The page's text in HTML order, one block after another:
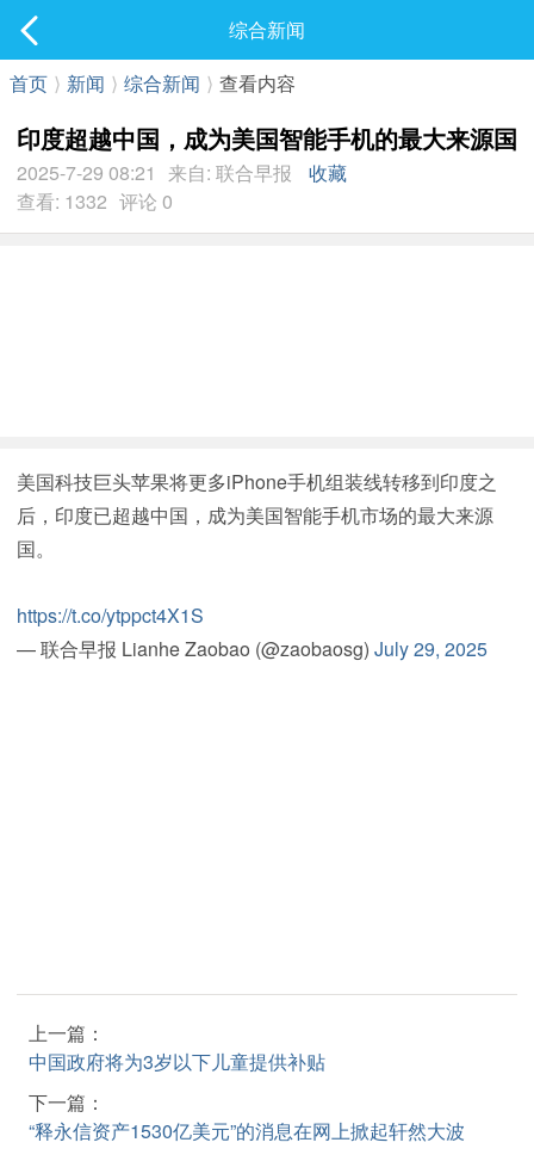
最新发表
综合新闻
首页 ⟩ 新闻 ⟩ 综合新闻 ⟩ 查看内容
印度超越中国，成为美国智能手机的最大来源国
2025-7-29 08:21 来自: 联合早报
收藏
查看: 1332 评论 0
美国科技巨头苹果将更多iPhone手机组装线转移到印度之
后，印度已超越中国，成为美国智能手机市场的最大来源
国。
https://t.co/ytppct4X1S
— 联合早报 Lianhe Zaobao (@zaobaosg) July 29, 2025
上一篇：
中国政府将为3岁以下儿童提供补贴
下一篇：
“释永信资产1530亿美元”的消息在网上掀起轩然大波